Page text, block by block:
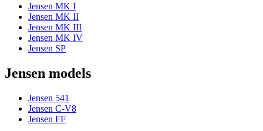
Jensen MK I
Jensen MK II
Jensen MK III
Jensen MK IV
Jensen SP
Jensen models
Jensen 541
Jensen C-V8
Jensen FF